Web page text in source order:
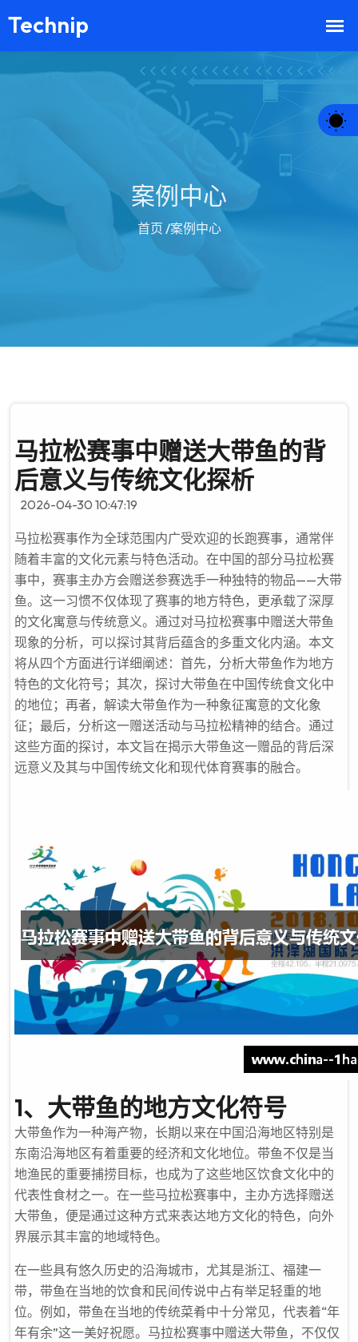
案例中心
首页 /案例中心
马拉松赛事中赠送大带鱼的背
后意义与传统文化探析
2026-04-30 10:47:19
马拉松赛事作为全球范围内广受欢迎的长跑赛事，通常伴
随着丰富的文化元素与特色活动。在中国的部分马拉松赛
事中，赛事主办方会赠送参赛选手一种独特的物品——大带
鱼。这一习惯不仅体现了赛事的地方特色，更承载了深厚
的文化寓意与传统意义。通过对马拉松赛事中赠送大带鱼
现象的分析，可以探讨其背后蕴含的多重文化内涵。本文
将从四个方面进行详细阐述：首先，分析大带鱼作为地方
特色的文化符号；其次，探讨大带鱼在中国传统食文化中
的地位；再者，解读大带鱼作为一种象征寓意的文化象
征；最后，分析这一赠送活动与马拉松精神的结合。通过
这些方面的探讨，本文旨在揭示大带鱼这一赠品的背后深
远意义及其与中国传统文化和现代体育赛事的融合。
1、大带鱼的地方文化符号
大带鱼作为一种海产物，长期以来在中国沿海地区特别是
东南沿海地区有着重要的经济和文化地位。带鱼不仅是当
地渔民的重要捕捞目标，也成为了这些地区饮食文化中的
代表性食材之一。在一些马拉松赛事中，主办方选择赠送
大带鱼，便是通过这种方式来表达地方文化的特色，向外
界展示其丰富的地域特色。
在一些具有悠久历史的沿海城市，尤其是浙江、福建一
带，带鱼在当地的饮食和民间传说中占有举足轻重的地
位。例如，带鱼在当地的传统菜肴中十分常见，代表着“年
年有余”这一美好祝愿。马拉松赛事中赠送大带鱼，不仅仅